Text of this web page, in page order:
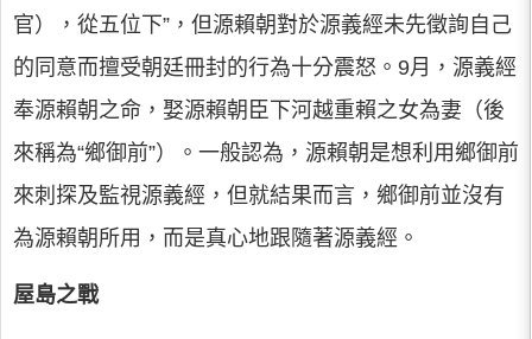
官），從五位下”，但源賴朝對於源義經未先徵詢自己
的同意而擅受朝廷冊封的行為十分震怒。9月，源義經
奉源賴朝之命，娶源賴朝臣下河越重賴之女為妻（後
來稱為“鄉御前”）。一般認為，源賴朝是想利用鄉御前
來刺探及監視源義經，但就結果而言，鄉御前並沒有
為源賴朝所用，而是真心地跟隨著源義經。
屋島之戰